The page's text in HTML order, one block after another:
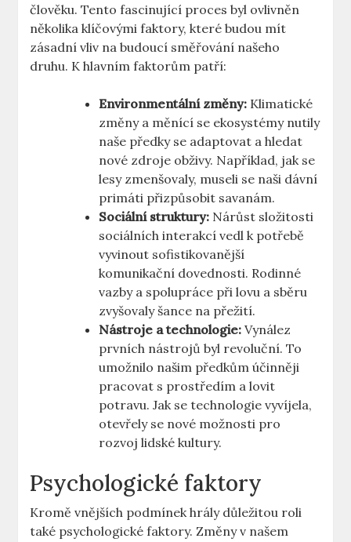
člověku. Tento fascinující proces byl ovlivněn
několika klíčovými faktory, které budou mít
zásadní vliv na budoucí směřování našeho
druhu. K hlavním faktorům patří:
Environmentální změny: Klimatické
změny a měnící se ekosystémy nutily
naše předky se adaptovat a hledat
nové zdroje obživy. Například, jak se
lesy zmenšovaly, museli se naši dávní
primáti přizpůsobit savanám.
Sociální struktury: Nárůst složitosti
sociálních interakcí vedl k potřebě
vyvinout sofistikovanější
komunikační dovednosti. Rodinné
vazby a spolupráce při lovu a sběru
zvyšovaly šance na přežití.
Nástroje a technologie: Vynález
prvních nástrojů byl revoluční. To
umožnilo našim předkům účinněji
pracovat s prostředím a lovit
potravu. Jak se technologie vyvíjela,
otevřely se nové možnosti pro
rozvoj lidské kultury.
Psychologické faktory
Kromě vnějších podmínek hrály důležitou roli
také psychologické faktory. Změny v našem